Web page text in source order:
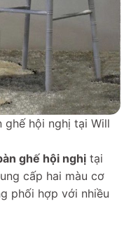
ghế hội nghị tại Will
ghế hội nghị tại
cấp hai màu cơ
phối hợp với nhiều